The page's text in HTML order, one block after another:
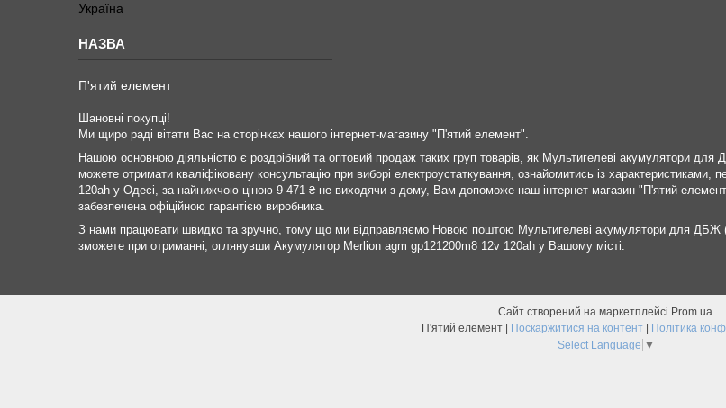
Україна
П'ятий елемент
Шановні покупці!
Ми щиро раді вітати Вас на сторінках нашого інтернет-магазину "П'ятий елемент".
Нашою основною діяльністю є роздрібний та оптовий продаж таких груп товарів, як Мультигелеві акумулятори
можете отримати кваліфіковану консультацію при виборі електроустаткування, ознайомитись із
120ah у Одесі, за найнижчою ціною 9 471 ₴ не виходячи з дому, Вам допоможе наш інтернет-магазин "П'ятий
забезпечена офіційною гарантією виробника.
З нами працювати швидко та зручно, тому що ми відправляємо Новою поштою Мультигелеві акумулятори для ДБЖ
зможете при отриманні, оглянувши Акумулятор Merlion agm gp121200m8 12v 120ah у Вашому місті.
Сайт створений на маркетплейсі Prom.ua
Поскаржитися на контент
Політика
Select Language ▼